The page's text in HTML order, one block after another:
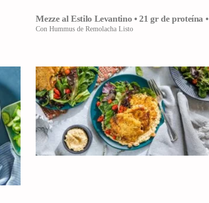
Mezze al Estilo Levantino • 21 gr de proteína •
Con Hummus de Remolacha Listo